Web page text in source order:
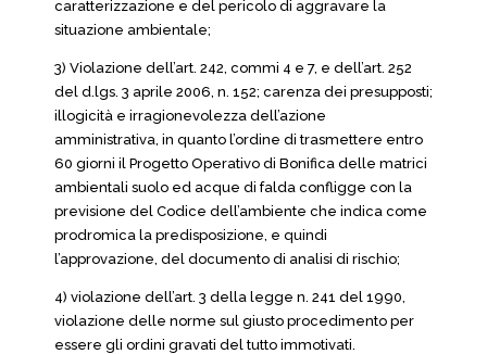
caratterizzazione e del pericolo di aggravare la
situazione ambientale;
3) Violazione dell’art. 242, commi 4 e 7, e dell’art. 252
del d.lgs. 3 aprile 2006, n. 152; carenza dei presupposti;
illogicità e irragionevolezza dell’azione
amministrativa, in quanto l’ordine di trasmettere entro
60 giorni il Progetto Operativo di Bonifica delle matrici
ambientali suolo ed acque di falda confligge con la
previsione del Codice dell’ambiente che indica come
prodromica la predisposizione, e quindi
l’approvazione, del documento di analisi di rischio;
4) violazione dell’art. 3 della legge n. 241 del 1990,
violazione delle norme sul giusto procedimento per
essere gli ordini gravati del tutto immotivati.